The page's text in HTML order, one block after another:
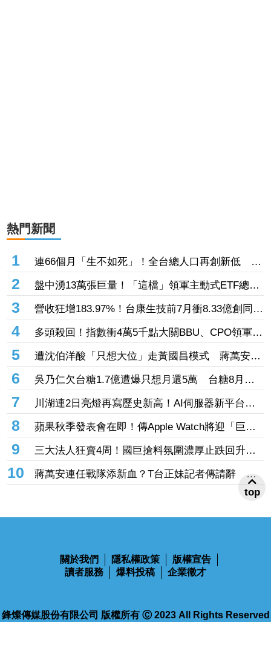
熱門新聞
1
連66個月「生不如死」！全台總人口再創新低 7
月新生兒不足8千人
2
盤中湧13萬張巨量！「這檔」領軍主動式ETF總規
模飆升 外資已撒22.8億掃進00403A逾23萬張
3
營收狂增183.97%！台康生技前7月衝8.33億創同期
次高 股價飆漲9%衝52.6元
4
多頭殺回！指數衝4萬5千點大關BBU、CPO領軍
台達電、新盛力、聯亞、華星光齊亮燈
5
遭沈伯洋酸「只想大位」走黃國昌模式 蔣萬安反
轟綠：執政10年就這模式
6
吳乃仁欠台糖1.7億遭爆只想月還5萬 台糖8月下
旬協商若破局將再聲請管收
7
川湖連2日亮燈再寫歷史新高！AI伺服器新平台放
量 本土投顧喊買：目標價17500元
8
蘋果秋季發表會在即！傳Apple Watch將迎「巨大
變動」 10年方形螢幕恐走入歷史
9
三大法人狂賣4周！國巨搶料氛圍濃厚止跌回升
被動元件「這檔」提前解禁飆漲停高掛3千張買單
10
蔣萬安連任戰隊添新血？T台正妹記者傳請辭 北
市發言團隊將換血
關於我們 隱私權政策
版權宣告
讀者服務
爆料投稿 企業徵才
鋒燦傳媒股份有限公司 版權所有 Ⓒ 2023 All Rights Reserved
top